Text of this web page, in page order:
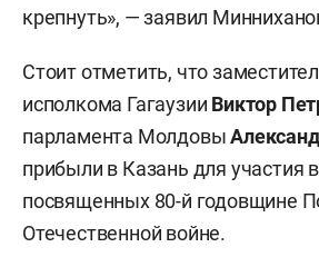
крепнуть», — заявил
Стоит отметить, что
исполкома Гагаузии Виктор
парламента Молдовы
прибыли в Казань для участия
посвященных 80-й годовщине
Отечественной войне.